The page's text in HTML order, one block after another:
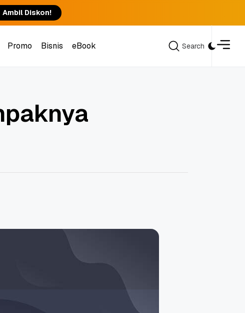
Ambil Diskon!
Promo
Bisnis
eBook
Search